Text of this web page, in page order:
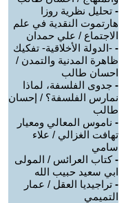
- تحليل نظرية روزا
هارتموت النقدية في علم
الاجتماع / علي حمدان
- -الدولة الأخلاقية- تفكيك
ظاهرة المدنية والتمدن /
احسان طالب
- جدوى الفلسفة، لماذا
نمارس الفلسفة؟ / إحسان
طالب
- ناموس المعالي ومعيار
تهافت الغزالي / علاء
سامي
-كتاب العرائس / المولى
ابي سعيد حبيب الله
- تراجيديا العقل / عمار
التميمي